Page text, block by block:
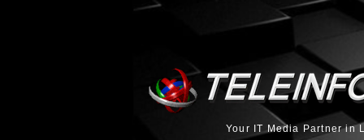
Your IT Media Partner in